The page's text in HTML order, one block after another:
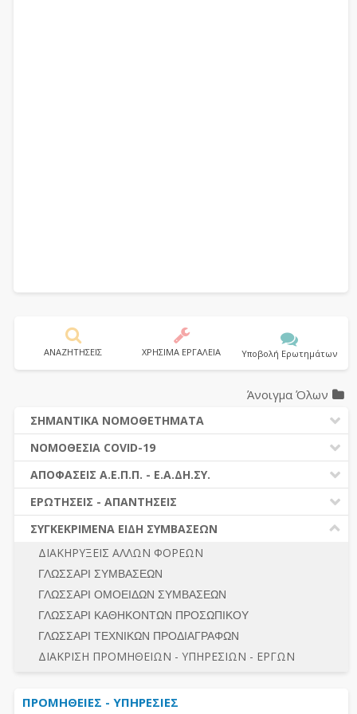
ΑΝΑΖΗΤΗΣΕΙΣ ΧΡΗΣΙΜΑ ΕΡΓΑΛΕΙΑ Υποβολή Ερωτημάτων
Άνοιγμα Όλων
ΣΗΜΑΝΤΙΚΑ ΝΟΜΟΘΕΤΗΜΑΤΑ
ΔΗΜΟΣΙΕΣ ΣΥΜΒΑΣΕΙΣ (Ν. 4412/2016)
ΔΗΜΟΤΙΚΟΣ ΚΩΔΙΚΑΣ (Ν.3463/2006)
ΚΑΛΛΙΚΡΑΤΗΣ (Ν.3852/2010)
ΝΟΜΟΘΕΣΙΑ - ΝΟΜΟΛΟΓΙΑ (ΣΥΝΟΛΟ)
ΝΟΜΟΘΕΣΙΑ COVID-19
ΝΟΜΟΘΕΣΙΑ - ΝΟΜΟΛΟΓΙΑ COVID -19
ΕΡΩΤΗΣΕΙΣ - ΑΠΑΝΤΗΣΕΙΣ
ΑΠΟΦΑΣΕΙΣ Α.Ε.Π.Π. - Ε.Α.ΔΗ.ΣΥ.
ΠΡΟΔΙΚΑΣΤΙΚΗ ΠΡΟΣΦΥΓΗ
ΓΕΝΙΚΟΙ ΚΑΝΟΝΕΣ
ΔΙΚΑΙΟΥΜΕΝΟΙ ΣΥΜΜΕΤΟΧΗΣ
ΠΡΟΣΦΟΡΕΣ – ΔΙΚΑΙΟΛΟΓΗΤΙΚΑ ΣΥΜΜΕΤΟΧΗΣ
ΔΙΕΞΑΓΩΓΗ ΔΙΑΔΙΚΑΣΙΑΣ
ΕΣΗΔΗΣ – ΚΗΜΔΗΣ
ΠΕΡΙΛΗΨΕΙΣ ΑΠΟΦΑΣΕΩΝ Α.Ε.Π.Π. - Ε.Α.ΔΗ.ΣΥ.
ΣΥΝΟΛΟ
ΕΡΩΤΗΣΕΙΣ - ΑΠΑΝΤΗΣΕΙΣ
Ν. 4782/2021 - ΤΡΟΠΟΠΟΙΗΣΗ 4412/2016
ΔΙΕΞΑΓΩΓΗ ΔΙΑΔΙΚΑΣΙΑΣ
ΔΙΑΔΙΚΑΣΙΕΣ ΑΝΑΘΕΣΗΣ
ΓΕΝΙΚΟΙ ΚΑΝΟΝΕΣ
ΠΡΟΕΤΟΙΜΑΣΙΑ - ΔΗΜΟΣΙΟΤΗΤΑ
ΛΟΓΟΙ ΑΠΟΚΛΕΙΣΜΟΥ-ΔΙΚΑΙΟΥΜΕΝΟΙ ΣΥΜΜΕΤΟΧΗΣ
ΠΡΟΣΦΟΡΕΣ - ΔΙΚΑΙΟΛΟΓΗΤΙΚΑ ΣΥΜΜΕΤΟΧΗΣ
ΣΥΓΚΕΚΡΙΜΕΝΑ ΕΙΔΗ ΣΥΜΒΑΣΕΩΝ
ΔΙΑΚΗΡΥΞΕΙΣ ΑΛΛΩΝ ΦΟΡΕΩΝ
ΓΛΩΣΣΑΡΙ ΣΥΜΒΑΣΕΩΝ
ΓΛΩΣΣΑΡΙ ΟΜΟΕΙΔΩΝ ΣΥΜΒΑΣΕΩΝ
ΓΛΩΣΣΑΡΙ ΚΑΘΗΚΟΝΤΩΝ ΠΡΟΣΩΠΙΚΟΥ
ΓΛΩΣΣΑΡΙ ΤΕΧΝΙΚΩΝ ΠΡΟΔΙΑΓΡΑΦΩΝ
ΔΙΑΚΡΙΣΗ ΠΡΟΜΗΘΕΙΩΝ - ΥΠΗΡΕΣΙΩΝ - ΕΡΓΩΝ
ΠΡΟΜΗΘΕΙΕΣ - ΥΠΗΡΕΣΙΕΣ